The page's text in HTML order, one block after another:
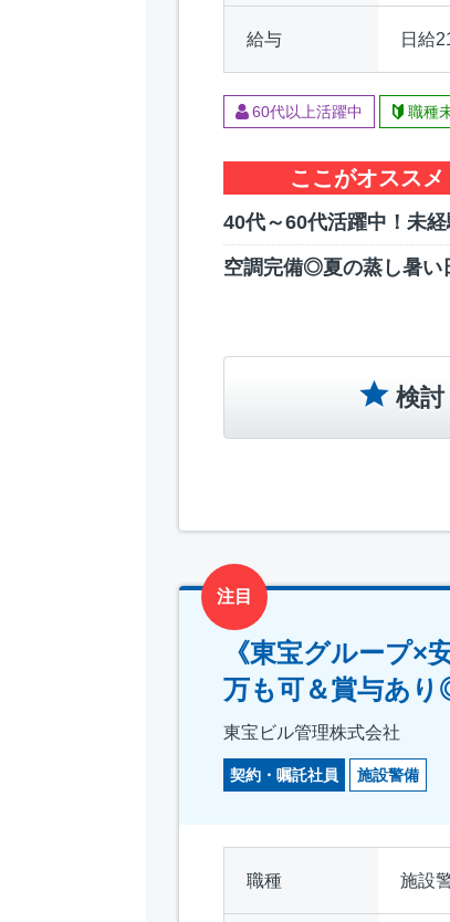
給与 日給
60代以上活躍中 職種
ここがオススメ
40代～60代活躍中！未経
空調完備◎夏の蒸し暑い
検
注目
《東宝グループ×
万も可＆賞与あ
東宝ビル管理株式会社
契約・嘱託社員 施設警備
職種 施設